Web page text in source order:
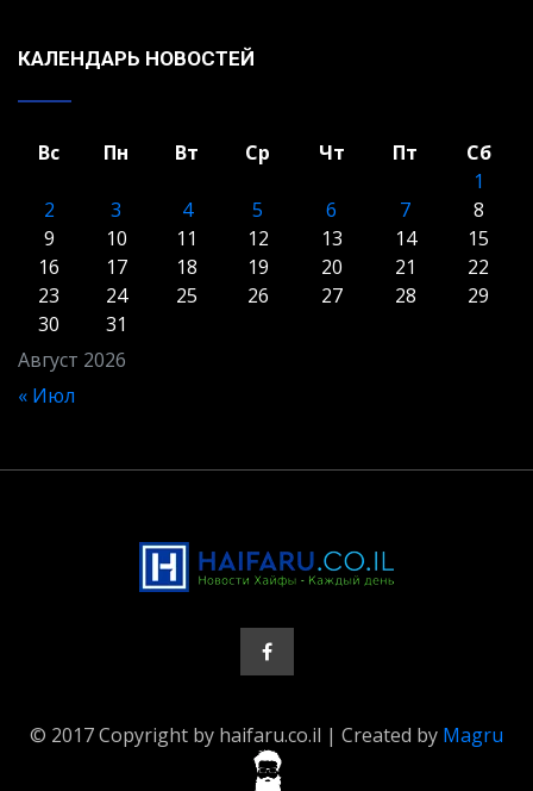
КАЛЕНДАРЬ НОВОСТЕЙ
Август 2026
Вс Пн Вт Ср Чт Пт
Сб
1
2
3 4 5 6 7
8
9
10 11 12 13 14
15
16
17 18 19 20 21
22
23
24 25 26 27 28
29
30
31
« Июл
© 2017 Copyright by haifaru.co.il | Created by Magru